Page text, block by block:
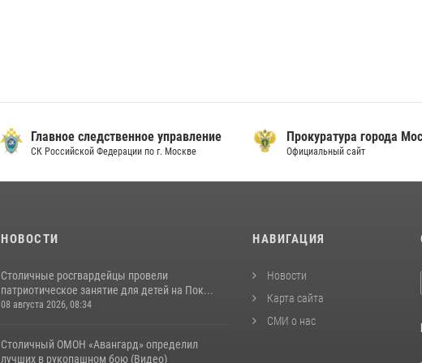
Главное следственное управление
СК Российской Федерации по г. Москве
Прокуратура города
Официальный сайт
НОВОСТИ
Столичные росгвардейцы провели
патриотическое занятие для детей на Пок...
08 августа 2026, 08:34
Столичный ОМОН «Авангард» определил
лучших в рукопашном бою (Видео)
НАВИГАЦИЯ
Новости
Карта сайта
СМИ о нас